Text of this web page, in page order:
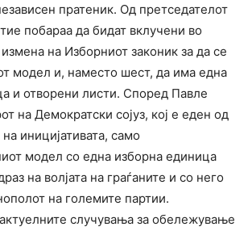
пратеник. Од претседателот
побараа да бидат вклучени во
на Изборниот законик за да се
модел и, наместо шест, да има една
и отворени листи. Според Павле
на Демократски сојуз, кој е еден од
иницијативата, само
модел со една изборна единица
на волјата на граѓаните и со него
на големите партии.
случувања за обележување